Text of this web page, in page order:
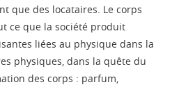
que des locataires. Le corps
ce que la société produit
liées au physique dans la
physiques, dans la quête du
des corps : parfum,